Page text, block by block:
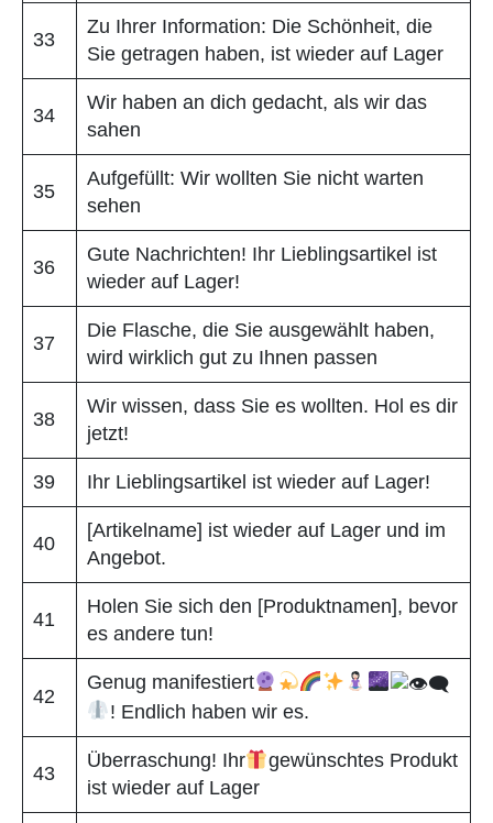
33
Zu Ihrer Information: Die Schönheit, die
Sie getragen haben, ist wieder auf Lager
34
Wir haben an dich gedacht, als wir das
sahen
35
Aufgefüllt: Wir wollten Sie nicht warten
sehen
36
Gute Nachrichten! Ihr Lieblingsartikel ist
wieder auf Lager!
37
Die Flasche, die Sie ausgewählt haben,
wird wirklich gut zu Ihnen passen
38
Wir wissen, dass Sie es wollten. Hol es dir
jetzt!
39 Ihr Lieblingsartikel ist wieder auf Lager!
40
[Artikelname] ist wieder auf Lager und im
Angebot.
41
Holen Sie sich den [Produktnamen], bevor
es andere tun!
42
Genug manifestiert
! Endlich haben wir es.
43
Überraschung! Ihr
gewünschtes Produkt
ist wieder auf Lager